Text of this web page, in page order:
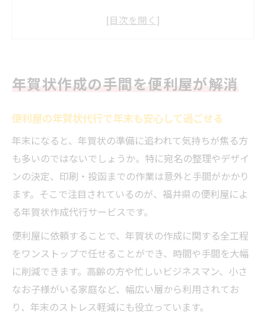
年賀状作成を便利屋に任せるメリットを徹
福井の便利屋サービスで叶える手間なし年
賀状作成
忙しい時期に寄り添う年賀状代行術
忙しい時期も便利屋の年賀状代行で時間を
節約
も最適
年賀状作成の面倒を便利屋がまるごと引き
受ける仕組み
年賀状作成の手間を便利屋が解消
便利屋の年賀状代行で年末も安心して過ごせる
年末になると、年賀状の準備に追われて気持ちが焦る方
も多いのではないでしょうか。特に宛名の整理やデザイ
ンの決定、印刷・投函までの作業は意外と手間がかかり
ます。そこで注目されているのが、福井県の便利屋によ
る年賀状作成代行サービスです。
便利屋に依頼することで、年賀状の作成に関する全工程
をワンストップで任せることができ、時間や手間を大幅
に削減できます。高齢の方や忙しいビジネスマン、小さ
なお子様がいる家庭など、幅広い層から利用されてお
り、年末のストレス軽減にも役立っています。